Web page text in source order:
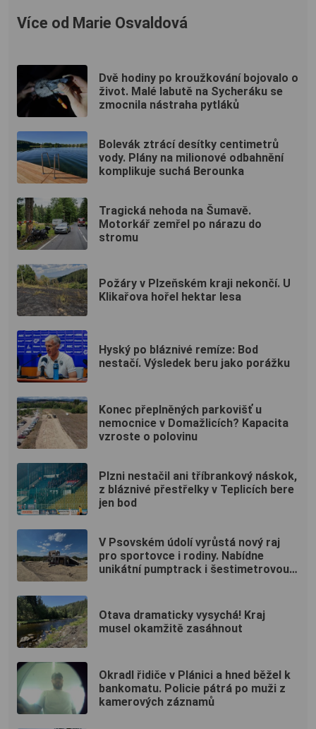
Více od Marie Osvaldová
Dvě hodiny po kroužkování bojovalo o
život. Malé labutě na Sycheráku se
zmocnila nástraha pytláků
Bolevák ztrácí desítky centimetrů
vody. Plány na milionové odbahnění
komplikuje suchá Berounka
Tragická nehoda na Šumavě.
Motorkář zemřel po nárazu do
stromu
Požáry v Plzeňském kraji nekončí. U
Klikařova hořel hektar lesa
Hyský po bláznivé remíze: Bod
nestačí. Výsledek beru jako porážku
Konec přeplněných parkovišť u
nemocnice v Domažlicích? Kapacita
vzroste o polovinu
Plzni nestačil ani tříbrankový náskok,
z bláznivé přestřelky v Teplicích bere
jen bod
V Psovském údolí vyrůstá nový raj
pro sportovce i rodiny. Nabídne
unikátní pumptrack i šestimetrovou
Otava dramaticky vysychá! Kraj
musel okamžitě zasáhnout
Okradl řidiče v Plánici a hned běžel k
bankomatu. Policie pátrá po muži z
kamerových záznamů